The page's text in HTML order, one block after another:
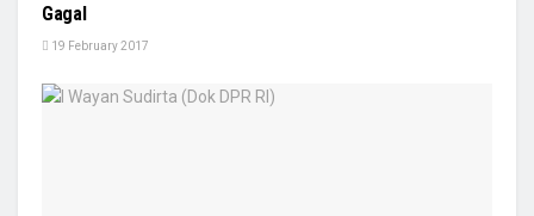
Gagal
19 February 2017